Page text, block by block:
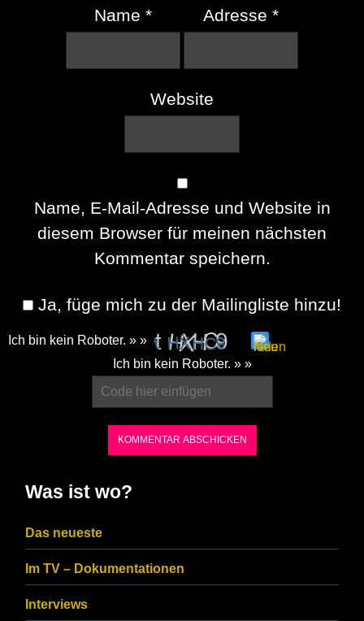
Name *
Adresse*
Website
Name, E-Mail-Adresse und Website in
diesem Browser für meinen nächsten
Kommentar speichern.
Ja, füge mich zu der Mailingliste hinzu!
Ich bin kein Roboter. » »
CAPTCHA
ensure
that
Ich bin kein Roboter. » »
Was ist wo?
Das neueste
Im TV – Dokumentationen
Interviews